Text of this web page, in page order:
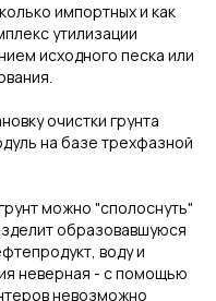
импортных и как
утилизации
исходного песка или
очистки грунта
на базе трехфазной
можно "сполоснуть"
образовавшуюся
воду и
неверная - с помощью
невозможно